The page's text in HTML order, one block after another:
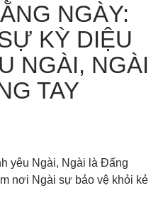
NGÀY:
KỲ DIỆU
NGÀI, NGÀI
TAY
yêu Ngài, Ngài là Đấng
nơi Ngài sự bảo vệ khỏi kẻ